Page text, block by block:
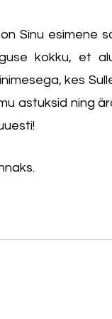
Sinu esimene
kokku, et
kes
astuksid ning